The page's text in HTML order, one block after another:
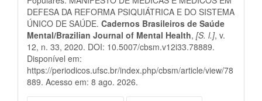
DEFESA DA REFORMA PSIQUIÁTRICA E DO SISTEMA
ÚNICO DE SAÚDE. Cadernos Brasileiros de Saúde
Mental/Brazilian Journal of Mental Health, [S. l.], v.
12, n. 33, 2020. DOI: 10.5007/cbsm.v12i33.78889.
Disponível em:
https://periodicos.ufsc.br/index.php/cbsm/article/view/78
889. Acesso em: 8 ago. 2026.